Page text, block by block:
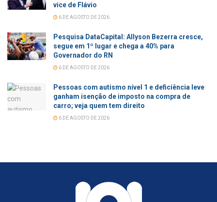
vice de Flávio
6 DE AGOSTO DE 2026
Pesquisa DataCapital: Allyson Bezerra cresce,
segue em 1º lugar e chega a 40% para
Governador do RN
6 DE AGOSTO DE 2026
Pessoas com autismo nível 1 e deficiência leve
ganham isenção de imposto na compra de
carro; veja quem tem direito
6 DE AGOSTO DE 2026